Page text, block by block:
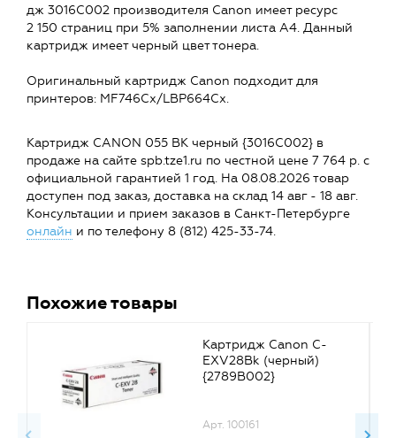
дж 3016C002 производителя Canon имеет ресурс
2 150 страниц при 5% заполнении листа А4. Данный
картридж имеет черный цвет тонера.
Оригинальный картридж Canon подходит для
принтеров: MF746Cx/LBP664Cx.
Картридж CANON 055 BK черный {3016C002} в
продаже на сайте spb.tze1.ru по честной цене 7 764 р. с
официальной гарантией 1 год. На 08.08.2026 товар
доступен под заказ, доставка на склад 14 авг - 18 авг.
Консультации и прием заказов в Санкт-Петербурге
онлайн и по телефону 8 (812) 425-33-74.
Похожие товары
Картридж Canon C-
EXV28Bk (черный)
{2789B002}
Арт. 100161